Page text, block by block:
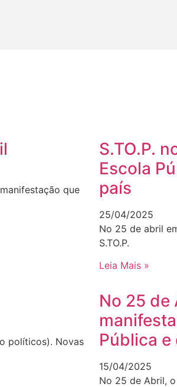
que
S.TO.P.
Escola
país
25/04/2025
No 25 de abril
S.TO.P.
Leia Mais »
políticos). Novas
No 25 de
Pública e
15/04/2025
No 25 de Abril,